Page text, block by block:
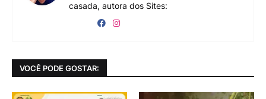
casada, autora dos Sites:
VOCÊ PODE GOSTAR: